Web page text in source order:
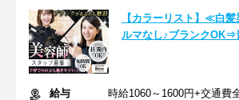
【カラーリスト】≪白
ルマなし♪ブランク
給与
時給1060～1600円+交通費